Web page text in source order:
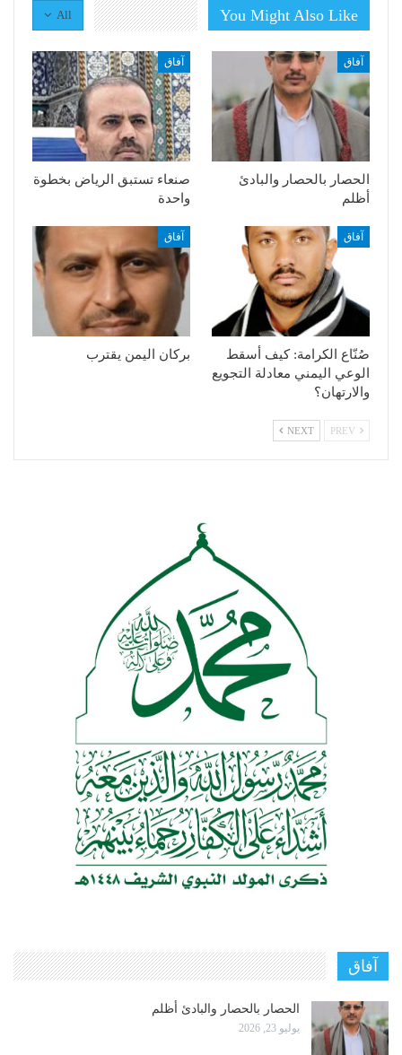
All You Might Also Like
آفاق
الحصار بالحصار والبادئ
أظلم
آفاق
صنعاء تستبق الرياض بخطوة
واحدة
آفاق
صُنّاع الكرامة: كيف أسقط
الوعي اليمني معادلة التجويع
والارتهان؟
آفاق
بركان اليمن يقترب
NEXT
آفاق
الحصار بالحصار والبادئ أظلم
يوليو 23, 2026